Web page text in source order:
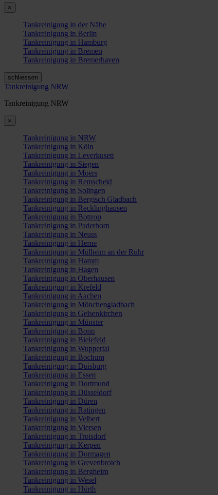
×
Tankreinigung in der Nähe
Tankreinigung in Berlin
Tankreinigung in Hamburg
Tankreinigung in Bremen
Tankreinigung in Bremerhaven
schliessen
Tankreinigung NRW
Tankreinigung NRW
×
Tankreinigung in NRW
Tankreinigung in Köln
Tankreinigung in Leverkusen
Tankreinigung in Siegen
Tankreinigung in Moers
Tankreinigung in Remscheid
Tankreinigung in Solingen
Tankreinigung in Bergisch Gladbach
Tankreinigung in Recklinghausen
Tankreinigung in Bottrop
Tankreinigung in Paderborn
Tankreinigung in Neuss
Tankreinigung in Herne
Tankreinigung in Mülheim an der Ruhr
Tankreinigung in Hamm
Tankreinigung in Hagen
Tankreinigung in Oberhausen
Tankreinigung in Krefeld
Tankreinigung in Aachen
Tankreinigung in Mönchengladbach
Tankreinigung in Gelsenkirchen
Tankreinigung in Münster
Tankreinigung in Bonn
Tankreinigung in Bielefeld
Tankreinigung in Wuppertal
Tankreinigung in Bochum
Tankreinigung in Duisburg
Tankreinigung in Essen
Tankreinigung in Dortmund
Tankreinigung in Düsseldorf
Tankreinigung in Düren
Tankreinigung in Ratingen
Tankreinigung in Velbert
Tankreinigung in Viersen
Tankreinigung in Troisdorf
Tankreinigung in Kerpen
Tankreinigung in Dormagen
Tankreinigung in Grevenbroich
Tankreinigung in Bergheim
Tankreinigung in Wesel
Tankreinigung in Hürth